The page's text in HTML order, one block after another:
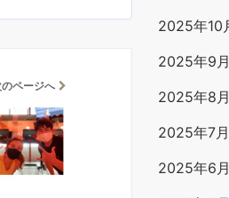
ページへ
2025年10
2025年9月
2025年8月
2025年7月
2025年6月